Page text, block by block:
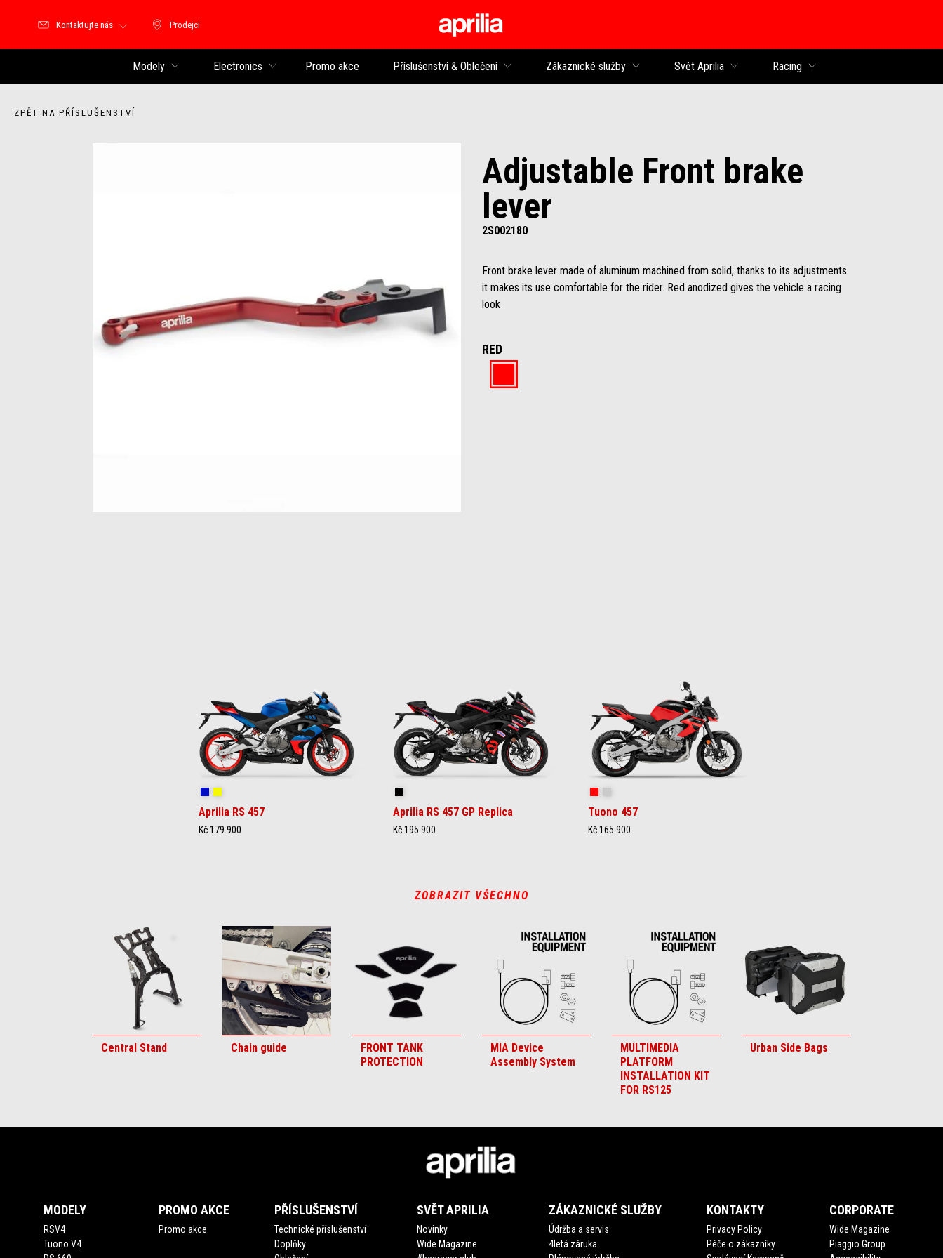
Prodejci
Prodejci
Kontaktujte nás
Modely Electronics Promo akce Příslušenství & Oblečení Zákaznické služby Svět Aprilia Racing
ZPĚT NA PŘÍSLUŠENSTVÍ
Adjustable Front brake
lever
2S002180
Front brake lever made of aluminum machined from solid, thanks to its adjustments
it makes its use comfortable for the rider. Red anodized gives the vehicle a racing
look
RED
Aprilia RS 457
Kč 179.900
Aprilia RS 457 GP Replica
Kč 195.900
Tuono 457
Kč 165.900
ZOBRAZIT VŠECHNO
Central Stand Chain guide
FRONT TANK
PROTECTION
MIA Device
Assembly System
MULTIMEDIA
PLATFORM
INSTALLATION KIT
FOR RS125
Urban Side Bags
MODELY
RSV4
Tuono V4
PROMO AKCE
Promo akce
PŘÍSLUŠENSTVÍ
Technické příslušenství
Doplňky
SVĚT APRILIA
Novinky
Wide Magazine
ZÁKAZNICKÉ SLUŽBY
Údržba a servis
4letá záruka
KONTAKTY
Privacy Policy
Péče o zákazníky
CORPORATE
Wide Magazine
Piaggio Group